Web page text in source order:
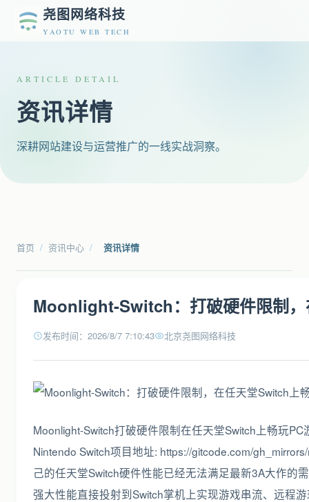
尧图网络科技
YAOTU WEB TECH
ARTICLE DETAIL
资讯详情
深耕网站建设与运营推广的一线实战洞察。
首页 / 资讯中心 / 资讯详情
Moonlight-Switch：打破硬件限制
发布时间：2026/8/7 7:10:43 北京尧图网络科技
Moonlight-Switch打破硬件限制在任天堂Switch上畅玩
Nintendo Switch项目地址: https://gitcode.com/
己的任天堂Switch硬件性能已经无法满足最新3A大作的
强大性能直接投射到Switch掌机上实现游戏串流、远程